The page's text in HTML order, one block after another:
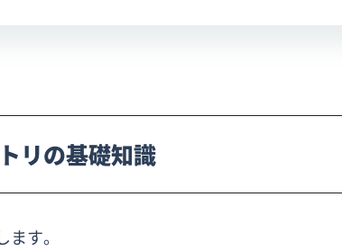
リの基礎知識
す。